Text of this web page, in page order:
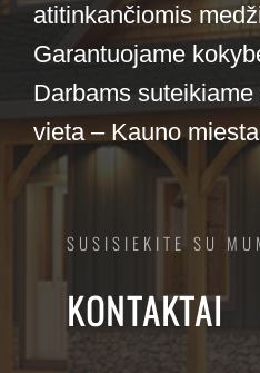
atitinkančiomis
Garantuojame
Darbams
vieta – Kauno
SUSISIEKITE SU
KONTAKTAI